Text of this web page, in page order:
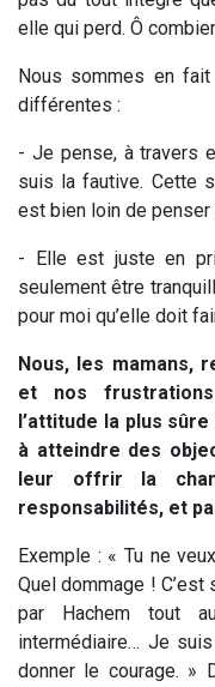
elle qui perd. Ô
Nous sommes en
différentes :
- Je pense, à travers
suis la fautive. Cette
est bien loin de penser
- Elle est juste en
seulement être
pour moi qu’elle doit
Nous, les mamans,
et nos
l’attitude la plus
à atteindre des
leur offrir la
responsabilités, et
Exemple : « Tu ne
Quel dommage !
par Hachem tout
intermédiaire… Je
donner le courage. »